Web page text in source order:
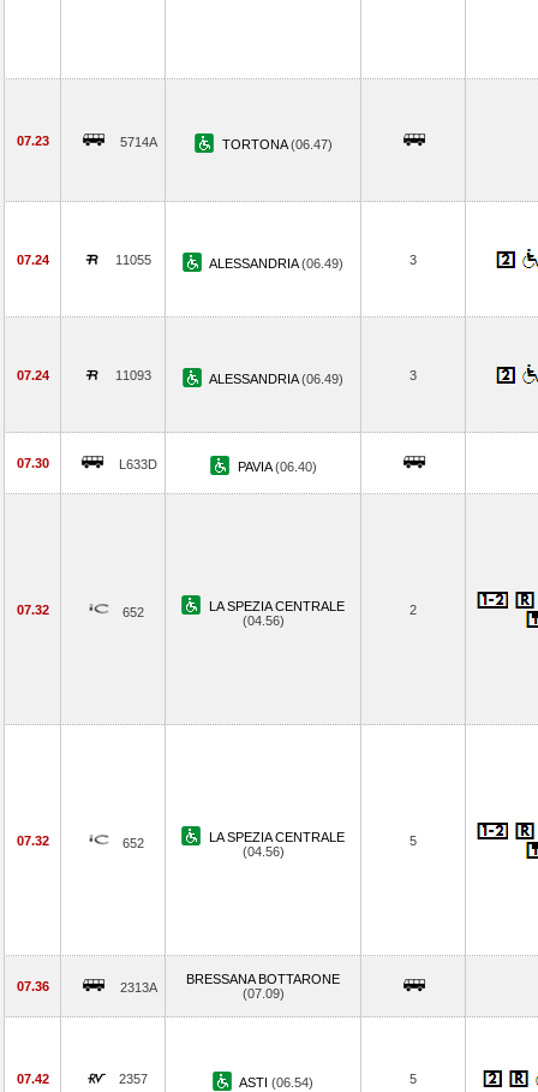
07.23 5714A TORTONA(06.47)
07.24 11055 ALESSANDRIA(06.49) 3
07.24 11093 ALESSANDRIA(06.49) 3
07.30 L633D PAVIA(06.40)
07.32 652
LA SPEZIA CENTRALE
(04.56)
2
07.32 652
LA SPEZIA CENTRALE
(04.56)
5
07.36 2313A
BRESSANA BOTTARONE
(07.09)
07.42 2357 ASTI (06.54) 5